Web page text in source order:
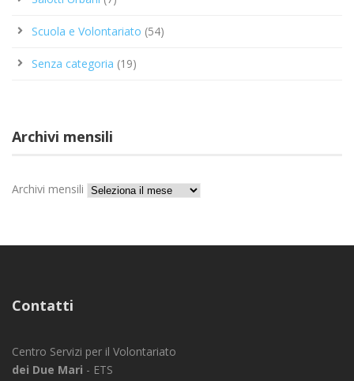
Scuola e Volontariato (54)
Senza categoria (19)
Archivi mensili
Archivi mensili
Contatti
Centro Servizi per il Volontariato
dei Due Mari - ETS